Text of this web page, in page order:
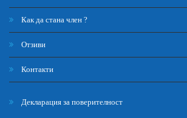
Как да стана член ?
Отзиви
Контакти
Декларация за поверителност